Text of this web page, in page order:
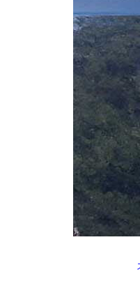
・チャージャー_クロ
グランドチェロキー_
タンドラ_クローム/
サーフ_クローム/ステ
クローム/ステンレス
ステンレス_パーツ・
ステンレス_パーツ・
■レクサス：ＩＳ_２
/ステンレス_パーツ
ＧＳ４６０_クローム
ステンレス_パーツ・